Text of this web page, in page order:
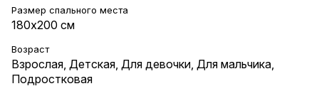
Размер спального места
180х200 см
Возраст
Взрослая Детская Для девочки Для мальчика
Подростковая